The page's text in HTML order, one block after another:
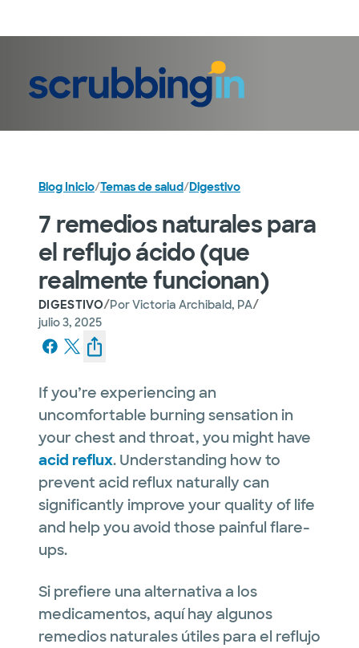
Blog Inicio/Temas de salud/Digestivo
7 remedios naturales para
el reflujo ácido (que
realmente funcionan)
DIGESTIVO/PorVictoria Archibald, PA/
julio 3, 2025
If you’re experiencing an
uncomfortable burning sensation in
your chest and throat, you might have
acid reflux. Understanding how to
prevent acid reflux naturally can
significantly improve your quality of life
and help you avoid those painful flare-
ups.
Si prefiere una alternativa a los
medicamentos, aquí hay algunos
remedios naturales útiles para el reflujo